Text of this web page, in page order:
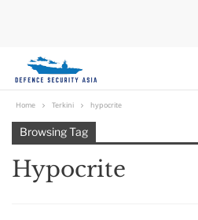
Home Terkini hypocrite
Browsing Tag
Hypocrite